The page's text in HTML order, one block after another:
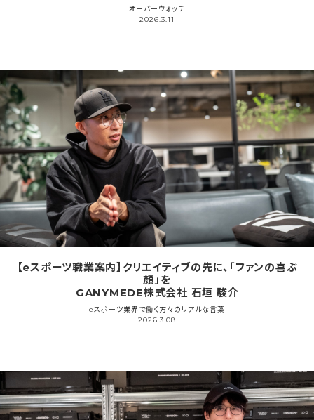
オーバーウォッチ
2026.3.11
【eスポーツ職業案内】クリエイティブの先に、「ファンの喜ぶ
顔」を
GANYMEDE株式会社 石垣 駿介
eスポーツ業界で働く方々のリアルな言葉
2026.3.08